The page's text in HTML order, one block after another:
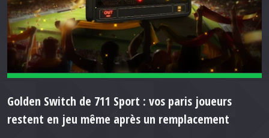
Golden Switch de 711 Sport : vos paris joueurs
restent en jeu même après un remplacement